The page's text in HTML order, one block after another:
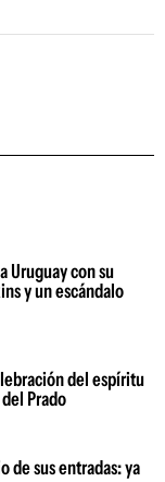
Uruguay con su
y un escándalo
del espíritu
Prado
de sus entradas: ya